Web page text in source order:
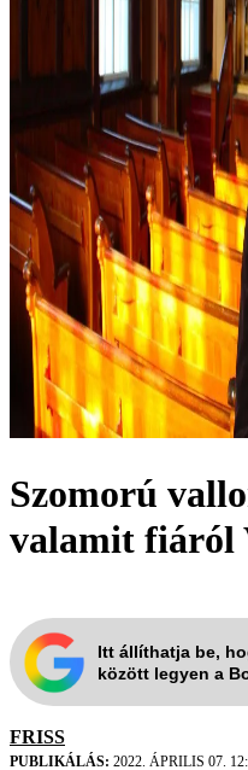
Szomorú
valamit fiáról
Itt állíthatja be,
között legyen a
FRISS
PUBLIKÁLÁS: 2022. ÁPRILIS 07.